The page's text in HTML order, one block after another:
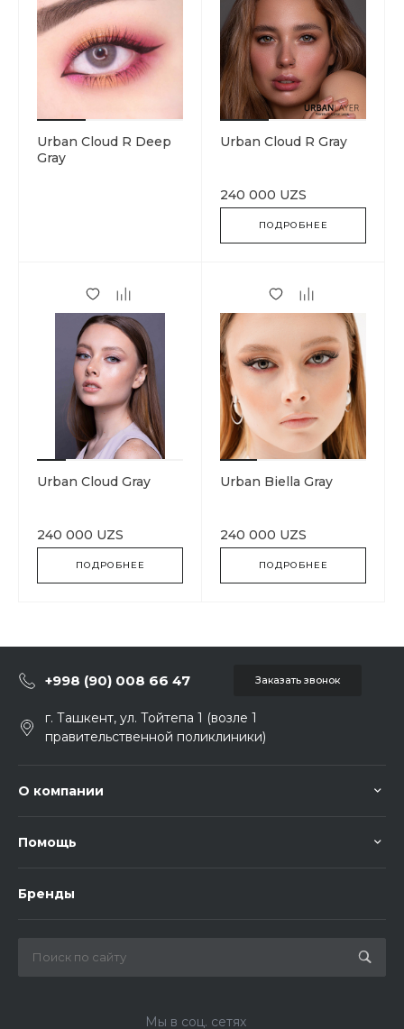
Urban Cloud R Deep
Gray
Urban Cloud R Gray
240 000 UZS
ПОДРОБНЕЕ
Urban Cloud Gray
240 000 UZS
ПОДРОБНЕЕ
Urban Biella Gray
240 000 UZS
ПОДРОБНЕЕ
+998 (90) 008 66 47 Заказать звонок
г. Ташкент, ул. Тойтепа 1 (возле 1
правительственной поликлиники)
О компании
Помощь
Бренды
Мы в соц. сетях